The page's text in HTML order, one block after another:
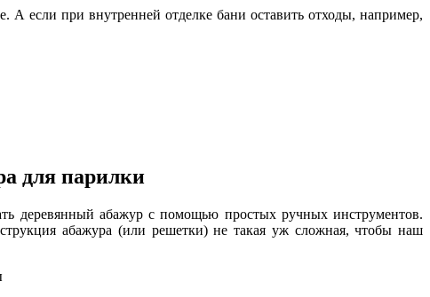
если при внутренней отделке бани оставить отходы, например,
для парилки
деревянный абажур с помощью простых ручных инструментов.
абажура (или решетки) не такая уж сложная, чтобы наш